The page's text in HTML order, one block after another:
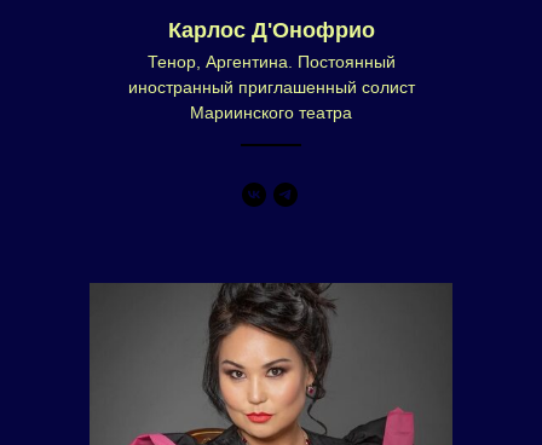
Карлос Д'Онофрио
Тенор, Аргентина. Постоянный
иностранный приглашенный солист
Мариинского театра